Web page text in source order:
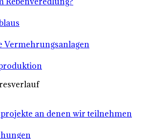
Vermehrungsanlagen
an denen wir teilnehmen